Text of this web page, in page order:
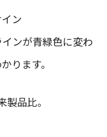
ン
ンが青緑色に変わ
ります。
品比。